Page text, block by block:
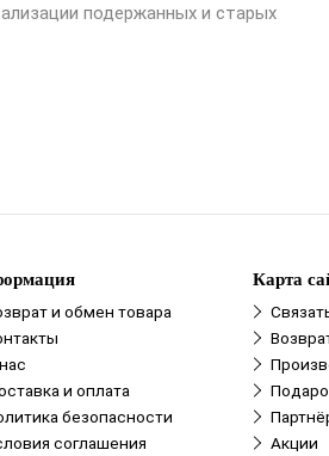
подержанных и старых
и обмен товара
и оплата
безопасности
соглашения
Карта
Акции